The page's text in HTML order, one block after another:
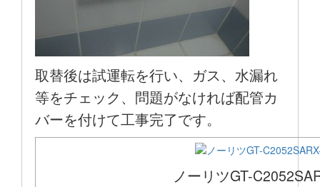
取替後は試運転を行い、ガス、水漏れ
等をチェック、問題がなければ配管カ
バーを付けて工事完了です。
ノーリツGT-